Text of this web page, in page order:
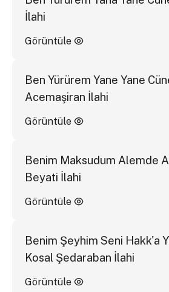
İlahi
Görüntüle
Ben Yürürem Yane Yane
Acemaşiran İlahi
Görüntüle
Benim Maksudum Alemde
Beyati İlahi
Görüntüle
Benim Şeyhim Seni Hakk'a
Kosal Şedaraban İlahi
Görüntüle